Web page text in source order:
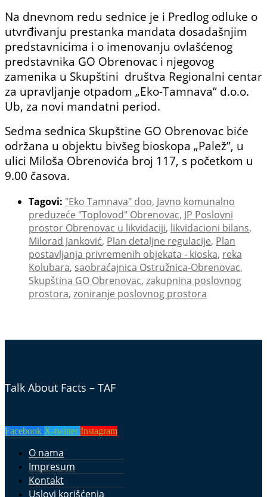
Na dnevnom redu sednice je i Predlog odluke o
utvrđivanju prestanka mandata dosadašnjim
predstavnicima i o imenovanju ovlašćenog
predstavnika GO Obrenovac i njegovog
zamenika u Skupštini društva Regionalni centar
za upravljanje otpadom „Eko-Tamnava“ d.o.o.
Ub, za novi mandatni period.
Sedma sednica Skupštine GO Obrenovac biće
održana u objektu bivšeg bioskopa „Palež”, u
ulici Miloša Obrenovića broj 117, s početkom u
9.00 časova.
Tagovi: "Eko Tamnava" doo, Javno komunalno
preduzeće "Toplovod" Obrenovac, JP Poslovni
prostor Obrenovac u likvidaciji, likvidacioni bilans,
Milorad Janković, Plan detaljne regulacije, Plan
postavljanja privremenih objekata - kioska, reka
Kolubara, saobraćajnica Ostružnica-Obrenovac,
Skupština GO Obrenovac, zakupnina poslovnog
prostora, zoniranje poslovnog prostora
Talk About Facts – TAF
Facebook X-twitter Instagram
O nama
Impresum
Kontakt
Uslovi korišćenja